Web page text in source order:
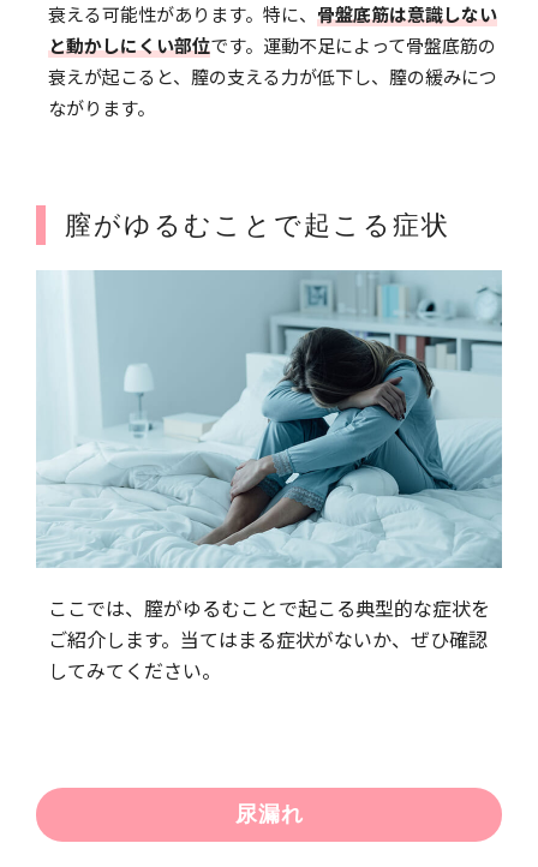
衰える可能性があります。特に、 骨盤底筋は意識しない
と動かしにくい部位です。運動不足によって骨盤底筋の
衰えが起こると、膣の支える力が低下し、膣の緩みにつ
ながります。
膣がゆるむことで起こる症状
ここでは、膣がゆるむことで起こる典型的な症状を
ご紹介します。当てはまる症状がないか、ぜひ確認
してみてください。
尿漏れ